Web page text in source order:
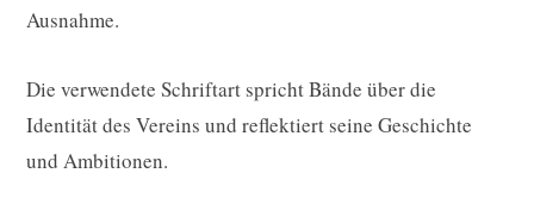
Ausnahme.
Die verwendete Schriftart spricht Bände über die
Identität des Vereins und reflektiert seine Geschichte
und Ambitionen.